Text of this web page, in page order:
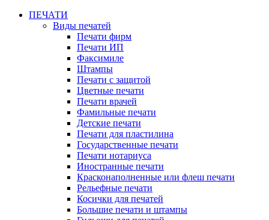
ПЕЧАТИ
Виды печатей
Печати фирм
Печати ИП
Факсимиле
Штампы
Печати с защитой
Цветные печати
Печати врачей
Фамильные печати
Детские печати
Печати для пластилина
Государственные печати
Печати нотариуса
Иностранные печати
Красконаполненные или флеш печати
Рельефные печати
Косички для печатей
Большие печати и штампы